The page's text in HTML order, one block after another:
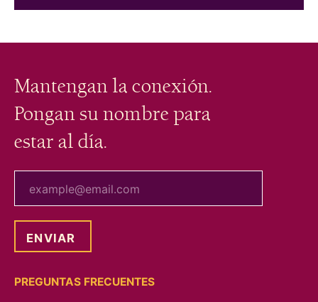
Mantengan la conexión.
Pongan su nombre para
estar al día.
PREGUNTAS FRECUENTES